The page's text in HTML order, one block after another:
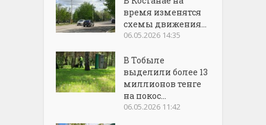
время изменятся
схемы движения...
06.05.2026 14:35
В Тобыле
выделили более 13
миллионов тенге
на покос...
06.05.2026 11:42